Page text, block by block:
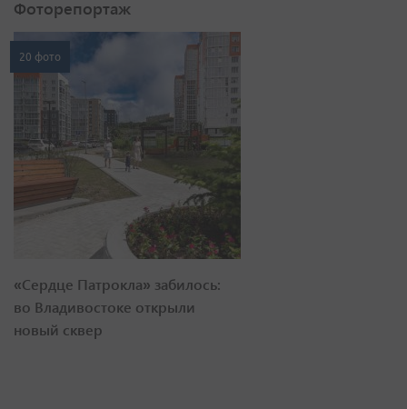
Фоторепортаж
20 фото
«Сердце Патрокла» забилось:
во Владивостоке открыли
новый сквер